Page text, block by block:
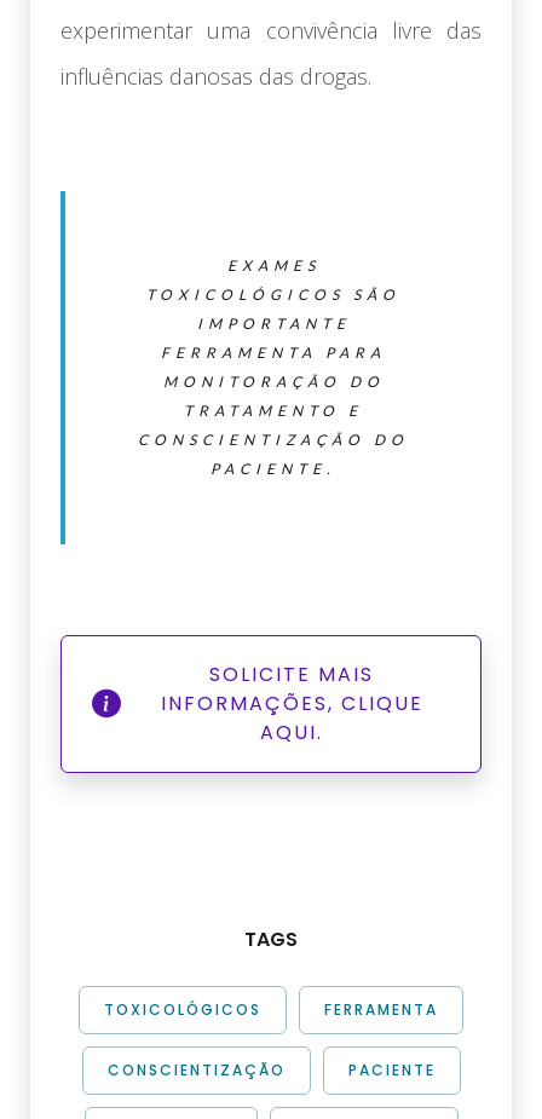
experimentar uma convivência livre das
influências danosas das drogas.
EXAMES
TOXICOLÓGICOS SÃO
IMPORTANTE
FERRAMENTA PARA
MONITORAÇÃO DO
TRATAMENTO E
CONSCIENTIZAÇÃO DO
PACIENTE.
SOLICITE MAIS
INFORMAÇÕES, CLIQUE
AQUI.
TAGS
TOXICOLÓGICOS FERRAMENTA
CONSCIENTIZAÇÃO PACIENTE